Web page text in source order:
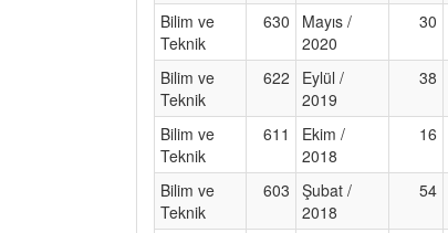
Bilim ve
Teknik
630
Mayıs /
2020
30
Bilim ve
Teknik
622
Eylül /
2019
38
Bilim ve
Teknik
611
Ekim /
2018
16
Bilim ve
Teknik
603
Şubat /
2018
54